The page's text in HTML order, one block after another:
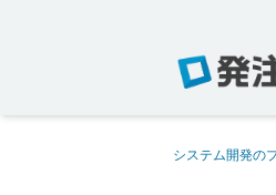
システム開発の